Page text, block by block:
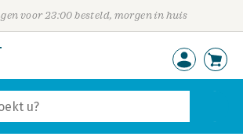
voor 23:00 besteld, morgen in huis